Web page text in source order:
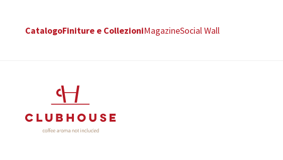
CatalogoFiniture e CollezioniMagazineSocial Wall